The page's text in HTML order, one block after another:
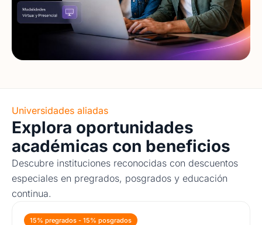
Universidades aliadas
Explora oportunidades
académicas con beneficios
Descubre instituciones reconocidas con descuentos
especiales en pregrados, posgrados y educación
continua.
15% pregrados - 15% posgrados